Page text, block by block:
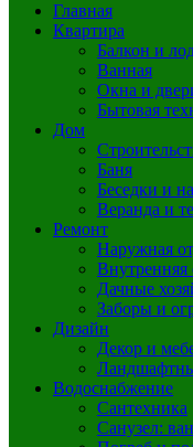
Главная
Квартира
Балкон и
Ванная
Окна и
Бытовая
Дом
Баня
Беседки и
Веранда и
Ремонт
Наружная
Внутренняя
Дачные
Заборы и
Дизайн
Декор и
Водоснабжение
Сантехника
Санузел: